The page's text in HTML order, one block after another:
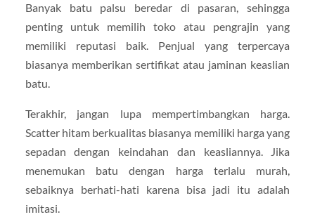
Banyak batu palsu beredar di pasaran, sehingga
penting untuk memilih toko atau pengrajin yang
memiliki reputasi baik. Penjual yang terpercaya
biasanya memberikan sertifikat atau jaminan keaslian
batu.
Terakhir, jangan lupa mempertimbangkan harga.
Scatter hitam berkualitas biasanya memiliki harga yang
sepadan dengan keindahan dan keasliannya. Jika
menemukan batu dengan harga terlalu murah,
sebaiknya berhati-hati karena bisa jadi itu adalah
imitasi.